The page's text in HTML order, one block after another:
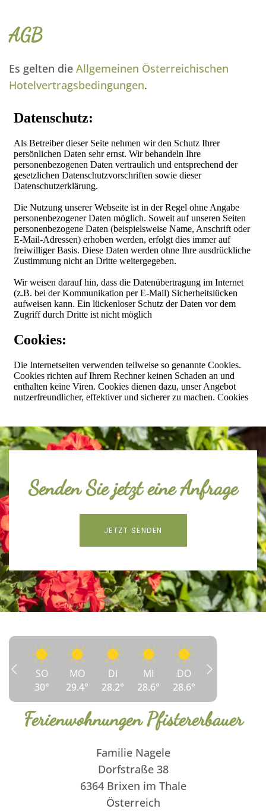
AGB
Es gelten die Allgemeinen Österreichischen
Hotelvertragsbedingungen.
Senden Sie jetzt eine Anfrage
JETZT SENDEN
SO
30°
MO
29.4°
DI
28.2°
MI
28.6°
DO
28.6°
Ferienwohnungen Pfistererbauer
Familie Nagele
Dorfstraße 38
6364 Brixen im Thale
Österreich